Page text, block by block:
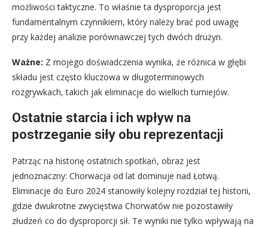
możliwości taktyczne. To właśnie ta dysproporcja jest
fundamentalnym czynnikiem, który należy brać pod uwagę
przy każdej analizie porównawczej tych dwóch drużyn.
Ważne: Z mojego doświadczenia wynika, że różnica w głębi
składu jest często kluczowa w długoterminowych
rozgrywkach, takich jak eliminacje do wielkich turniejów.
Ostatnie starcia i ich wpływ na
postrzeganie siły obu reprezentacji
Patrząc na historię ostatnich spotkań, obraz jest
jednoznaczny: Chorwacja od lat dominuje nad Łotwą.
Eliminacje do Euro 2024 stanowiły kolejny rozdział tej historii,
gdzie dwukrotne zwycięstwa Chorwatów nie pozostawiły
złudzeń co do dysproporcji sił. Te wyniki nie tylko wpływają na